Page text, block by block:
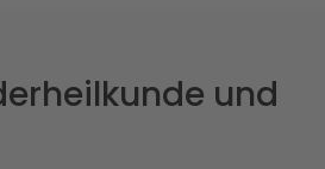
und